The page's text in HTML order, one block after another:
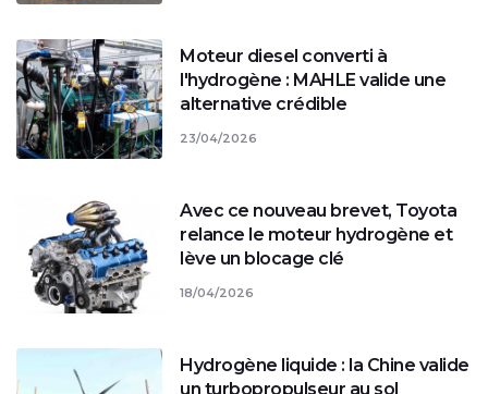
Moteur diesel converti à
l'hydrogène : MAHLE valide une
alternative crédible
23/04/2026
Avec ce nouveau brevet, Toyota
relance le moteur hydrogène et
lève un blocage clé
18/04/2026
Hydrogène liquide : la Chine valide
un turbopropulseur au sol